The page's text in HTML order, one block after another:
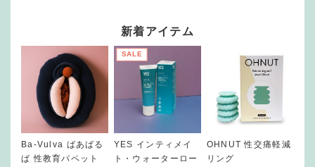
新着アイテム
Ba-Vulva ばあばる
ば 性教育パペット
SALE
YES インティメイ
ト・ウォーターロー
OHNUT 性交痛軽減
リング